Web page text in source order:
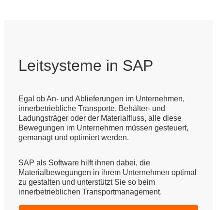
Leitsysteme in SAP
Egal ob An- und Ablieferungen im Unternehmen,
innerbetriebliche Transporte, Behälter- und
Ladungsträger oder der Materialfluss, alle diese
Bewegungen im Unternehmen müssen gesteuert,
gemanagt und optimiert werden.
SAP als Software hilft ihnen dabei, die
Materialbewegungen in ihrem Unternehmen optimal
zu gestalten und unterstützt Sie so beim
innerbetrieblichen Transportmanagement.